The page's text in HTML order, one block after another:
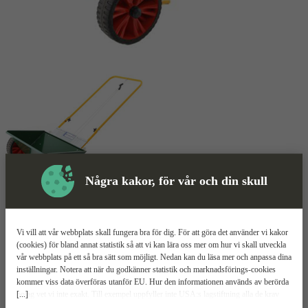
Några kakor, för vår och din skull
[...]
Vi vill att vår webbplats skall fungera bra för dig. För att göra det använder vi kakor
(cookies) för bland annat statistik så att vi kan lära oss mer om hur vi skall utveckla
vår webbplats på ett så bra sätt som möjligt. Nedan kan du läsa mer och anpassa dina
inställningar. Notera att när du godkänner statistik och marknadsförings-cookies
kommer viss data överföras utanför EU. Hur den informationen används av berörda
bolag vet vi inte exakt. Till exempel uppfyller inte USA:s lagstiftning alla de krav
Såmaskin
Hörby Bruk 600 PFG
Robust konstruktion